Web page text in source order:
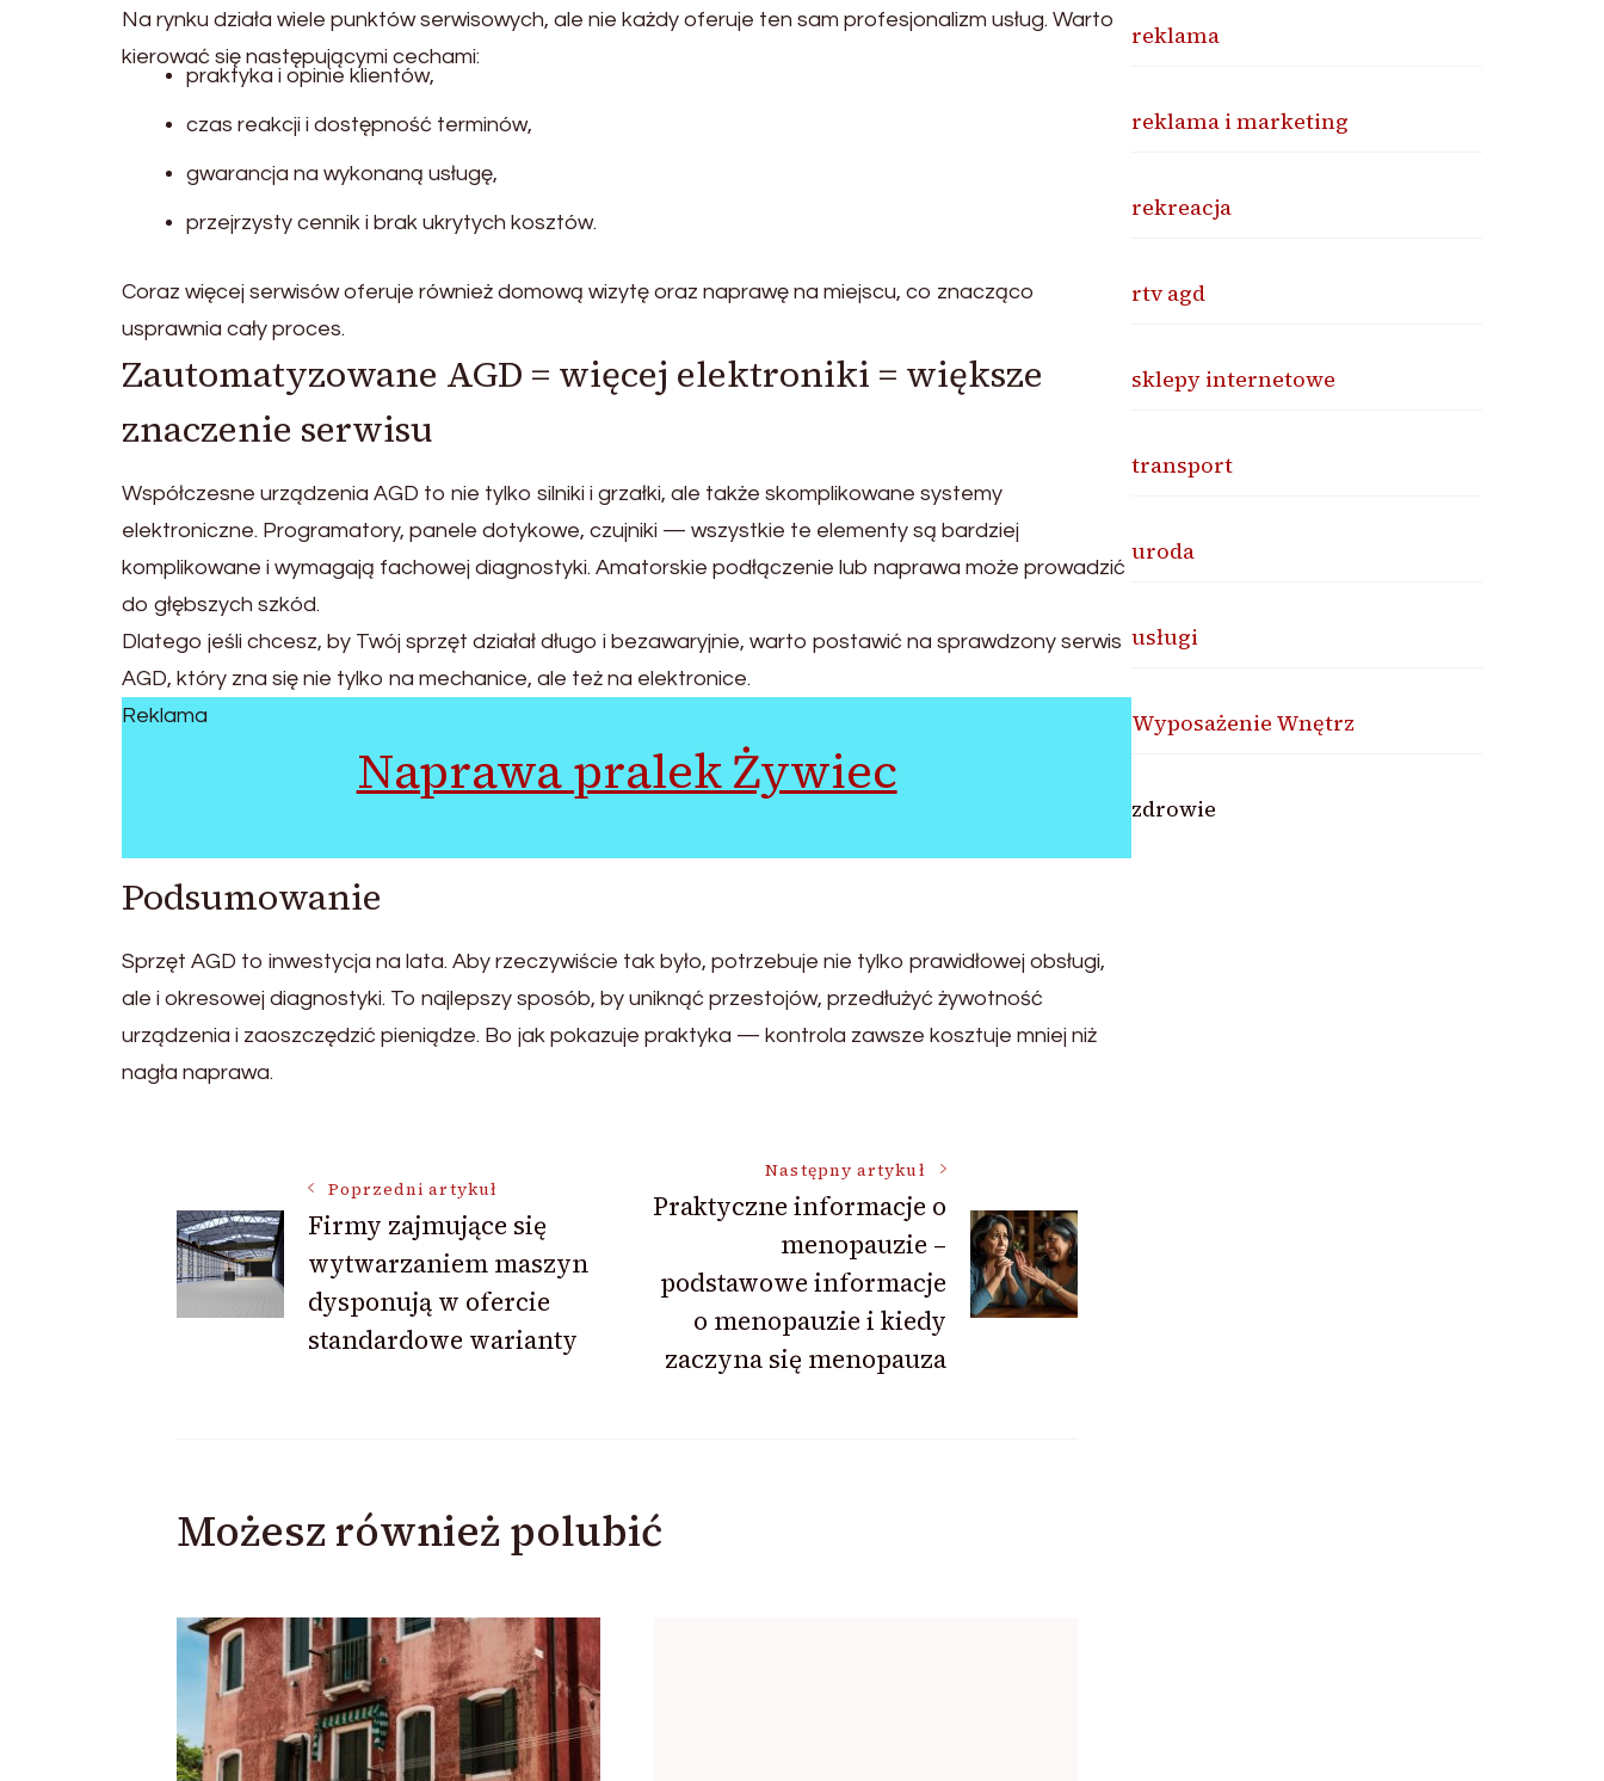
Na rynku działa wiele punktów serwisowych, ale nie każdy oferuje ten sam profesjonalizm usług. Warto
kierować się następującymi cechami:
praktyka i opinie klientów,
czas reakcji i dostępność terminów,
gwarancja na wykonaną usługę,
przejrzysty cennik i brak ukrytych kosztów.
Coraz więcej serwisów oferuje również domową wizytę oraz naprawę na miejscu, co znacząco
usprawnia cały proces.
Zautomatyzowane AGD = więcej elektroniki = większe
znaczenie serwisu
Współczesne urządzenia AGD to nie tylko silniki i grzałki, ale także skomplikowane systemy
elektroniczne. Programatory, panele dotykowe, czujniki — wszystkie te elementy są bardziej
komplikowane i wymagają fachowej diagnostyki. Amatorskie podłączenie lub naprawa może prowadzić
do głębszych szkód.
Dlatego jeśli chcesz, by Twój sprzęt działał długo i bezawaryjnie, warto postawić na sprawdzony serwis
AGD, który zna się nie tylko na mechanice, ale też na elektronice.
Reklama
Naprawa pralek Żywiec
Podsumowanie
Sprzęt AGD to inwestycja na lata. Aby rzeczywiście tak było, potrzebuje nie tylko prawidłowej obsługi,
ale i okresowej diagnostyki. To najlepszy sposób, by uniknąć przestojów, przedłużyć żywotność
urządzenia i zaoszczędzić pieniądze. Bo jak pokazuje praktyka — kontrola zawsze kosztuje mniej niż
nagła naprawa.
Nawigacja
wpisu
Poprzedni artykuł
Firmy zajmujące się
wytwarzaniem maszyn
dysponują w ofercie
standardowe warianty
Następny artykuł
Praktyczne informacje o
menopauzie –
podstawowe informacje
o menopauzie i kiedy
zaczyna się menopauza
Możesz również polubić
reklama
reklama i marketing
rekreacja
rtv agd
sklepy internetowe
transport
uroda
usługi
Wyposażenie Wnętrz
zdrowie